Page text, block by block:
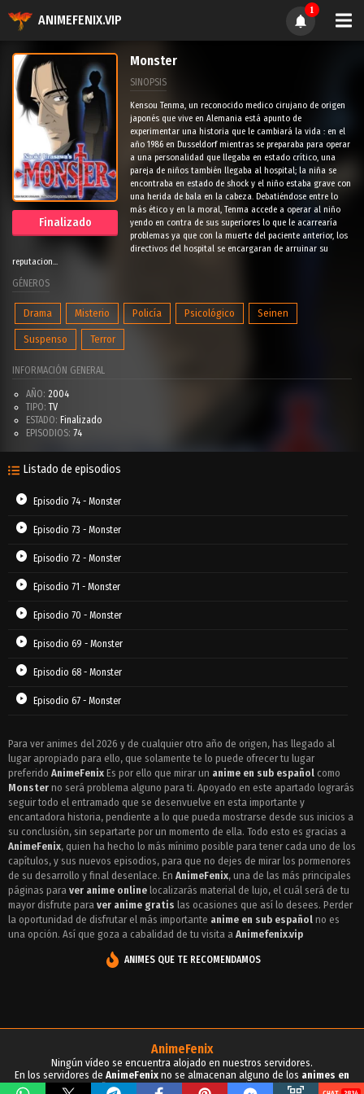
ANIMEFENIX.VIP
1
Finalizado
Monster
SINOPSIS
Kensou Tenma, un reconocido medico cirujano de origen
japonés que vive en Alemania está apunto de
experimentar una historia que le cambiará la vida : en el
año 1986 en Dusseldorf mientras se preparaba para operar
a una personalidad que llegaba en estado crítico, una
pareja de niños también llegaba al hospital; la niña se
encontraba en estado de shock y el niño estaba grave con
una herida de bala en la cabeza. Debatiéndose entre lo
más ético y en la moral, Tenma accede a operar al niño
yendo en contra de sus superiores lo que le acarrearía
problemas ya que con la muerte del paciente anterior, los
directivos del hospital se encargaran de arruinar su
reputacion...
GÉNEROS
Drama Misterio Policía Psicológico Seinen
Suspenso Terror
INFORMACIÓN GENERAL
AÑO: 2004
TIPO: TV
ESTADO: Finalizado
EPISODIOS: 74
Listado de episodios
Episodio 74 - Monster
Episodio 73 - Monster
Episodio 72 - Monster
Episodio 71 - Monster
Episodio 70 - Monster
Episodio 69 - Monster
Episodio 68 - Monster
Episodio 67 - Monster
Episodio 65 - Monster
Episodio 64 - Monster
Episodio 63 - Monster
Episodio 62 - Monster
Episodio 61 - Monster
Episodio 60 - Monster
Episodio 59 - Monster
Episodio 58 - Monster
Episodio 54 - Monster
Para ver animes del 2026 y de cualquier otro año de origen, has llegado al
lugar apropiado para ello, que solamente te lo puede ofrecer tu lugar
preferido AnimeFenix Es por ello que mirar un anime en sub español como
Monster no será problema alguno para ti. Apoyado en este apartado lograrás
seguir todo el entramado que se desenvuelve en esta importante y
encantadora historia, pendiente a lo que pueda mostrarse desde sus inicios a
su conclusión, sin separtarte por un momento de ella. Todo esto es gracias a
AnimeFenix, quien ha hecho lo más mínimo posible para tener cada uno de los
capítulos, y sus nuevos episodios, para que no dejes de mirar los pormenores
de su desarrollo y final desenlace. En AnimeFenix, una de las más principales
páginas para ver anime online localizarás material de lujo, el cuál será de tu
mayor disfrute para ver anime gratis las ocasiones que así lo desees. Perder
la oportunidad de disfrutar el más importante anime en sub español no es
una opción. Así que goza a cabalidad de tu visita a Animefenix.vip
ANIMES QUE TE RECOMENDAMOS
AnimeFenix
Ningún vídeo se encuentra alojado en nuestros servidores.
En los servidores de AnimeFenix no se almacenan alguno de los animes en
sub español, para tu conocimiento y demás propósitos.